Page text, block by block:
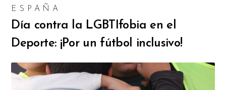
ESPAÑA
Día contra la LGBTIfobia en el
Deporte: ¡Por un fútbol inclusivo!